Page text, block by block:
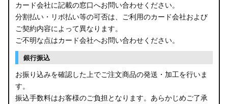
カード会社に記載の窓口へお問い合わせください。
分割払い・リボ払い等の可否は、ご利用のカード会社および
ご契約内容によって異なります。
ご不明な点はカード会社へお問い合わせください。
銀行振込
お振り込みを確認した上でご注文商品の発送・加工を行いま
す。
振込手数料はお客様のご負担となります。あらかじめご了承